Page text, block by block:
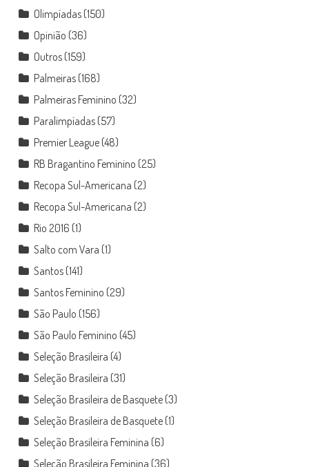
Olimpíadas(150)
Opinião (36)
Outros(159)
Palmeiras(168)
Palmeiras Feminino (32)
Paralimpíadas(57)
Premier League(48)
RB Bragantino Feminino (25)
Recopa Sul-Americana (2)
Recopa Sul-Americana (2)
Rio 2016 (1)
Salto com Vara (1)
Santos(141)
Santos Feminino (29)
São Paulo (156)
São Paulo Feminino (45)
Seleção Brasileira (4)
Seleção Brasileira (31)
Seleção Brasileira de Basquete(3)
Seleção Brasileira de Basquete(1)
Seleção Brasileira Feminina (6)
Seleção Brasileira Feminina (36)